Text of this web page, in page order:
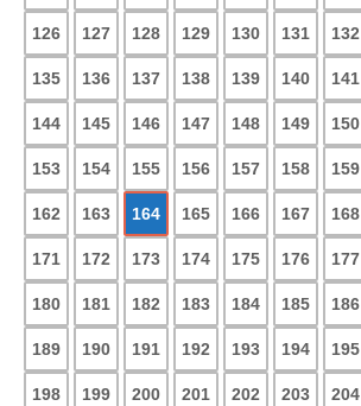
126 127 128 129 130 131 132
135 136 137 138 139 140 141
144 145 146 147 148 149 150
153 154 155 156 157 158 159
162 163 164 165 166 167 168
171 172 173 174 175 176 177
180 181 182 183 184 185 186
189 190 191 192 193 194 195
198 199 200 201 202 203 204